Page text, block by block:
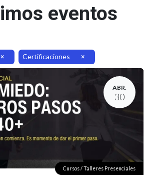
eventos
× Certificaciones ×
ABR.
30
Cursos / Talleres Presenciales